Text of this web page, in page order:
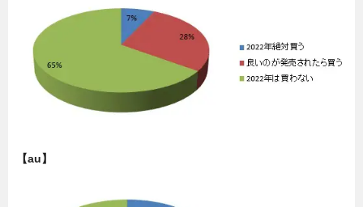
【au】